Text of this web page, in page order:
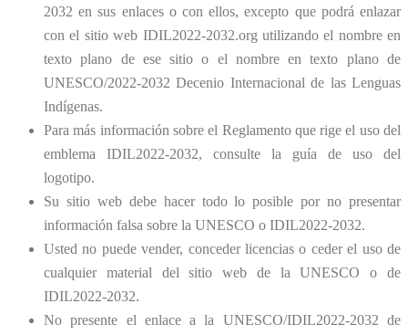
2032 en sus enlaces o con ellos, excepto que podrá enlazar
con el sitio web IDIL2022-2032.org utilizando el nombre en
texto plano de ese sitio o el nombre en texto plano de
UNESCO/2022-2032 Decenio Internacional de las Lenguas
Indígenas.
Para más información sobre el Reglamento que rige el uso del
emblema IDIL2022-2032, consulte la guía de uso del
logotipo.
Su sitio web debe hacer todo lo posible por no presentar
información falsa sobre la UNESCO o IDIL2022-2032.
Usted no puede vender, conceder licencias o ceder el uso de
cualquier material del sitio web de la UNESCO o de
IDIL2022-2032.
No presente el enlace a la UNESCO/IDIL2022-2032 de